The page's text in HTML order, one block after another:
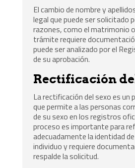
El cambio de nombre y
legal que puede ser solicitado
razones, como el matrimonio
trámite requiere
puede ser analizado por el
de su aprobación.
Rectificación
La rectificación del sexo es un
que permite a las personas
de su sexo en los registros
proceso es importante para
adecuadamente la identidad
individuo y requiere
respalde la solicitud.